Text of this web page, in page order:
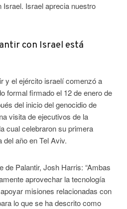
Israel aprecia nuestro
con Israel está
y el ejército israelí comenzó a
formal firmado el 12 de enero de
del inicio del genocidio de
visita de ejecutivos de la
cual celebraron su primera
del año en Tel Aviv.
de Palantir, Josh Harris: “Ambas
aprovechar la tecnología
misiones relacionadas con
lo que se ha descrito como